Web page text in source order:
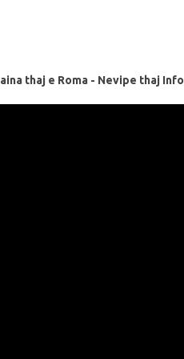
thaj e Roma - Nevipe thaj Info